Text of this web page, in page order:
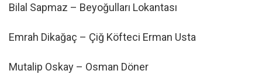
Bilal Sapmaz – Beyoğulları Lokantası
Emrah Dikağaç – Çiğ Köfteci Erman Usta
Mutalip Oskay – Osman Döner